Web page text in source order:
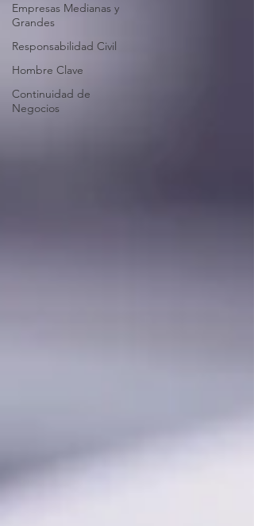
Empresas Medianas y
Grandes
Responsabilidad Civil
Hombre Clave
Continuidad de
Negocios